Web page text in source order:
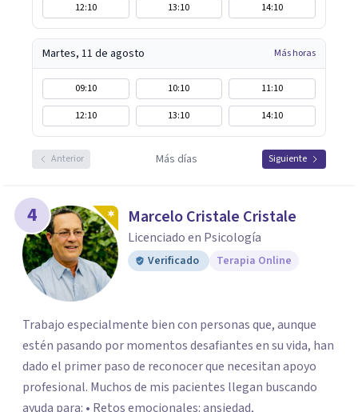
12:10
13:10 14:10
Martes, 11 de agosto Más horas
09:10 10:10
11:10
12:10
13:10 14:10
Anterior Más días Siguiente
4 Marcelo Cristale Cristale
Licenciado en Psicología
Verificado Terapia Online
Trabajo especialmente bien con personas que, aunque
estén pasando por momentos desafiantes en su vida, han
dado el primer paso de reconocer que necesitan apoyo
profesional. Muchos de mis pacientes llegan buscando
ayuda para: • Retos emocionales: ansiedad,